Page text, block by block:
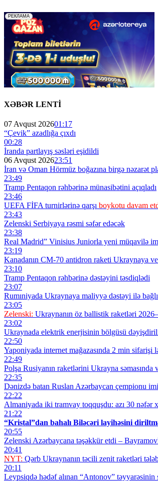
XƏBƏR LENTİ
07 Avqust 202601:17
“Çevik” azadlığa çıxdı
00:28
İranda partlayış səsləri eşidildi
06 Avqust 202623:51
İran və Oman Hörmüz boğazına birgə nəzarət
23:49
Tramp Pentaqon rəhbərinə münasibətini açıqladı
23:46
UEFA FİFA turnirlərinə qarşı boykotu davam
23:43
Zelenski Serbiyaya rəsmi səfər edəcək
23:38
Real Madrid” Vinisius Juniorla yeni müqavilə
23:19
Kanadanın CM-70 antidron raketi Ukraynaya
23:10
Tramp Pentaqon rəhbərinə dəstəyini təsdiqlədi
23:07
Rumıniyada Ukraynaya maliyyə dəstəyi ilə bağlı
23:05
Zelenski: Ukraynanın öz ballistik raketləri
23:02
Ukraynada elektrik enerjisinin bölgüsü
22:50
Yaponiyada internet mağazasında 2 min sifarişi
22:49
Polşa Rusiyanın raketlərini Ukrayna səmasında
22:35
Dənizdə batan Ruslan Azərbaycan çempionu
22:22
Almaniyada iki tramvay toqquşdu: azı 30 nəfər
21:22
“Kristal”dan bahalı Biləcəri layihəsini
20:55
Zelenski Azərbaycana təşəkkür etdi –
20:41
NYT: Qərb Ukraynanın təcili zenit raketləri
20:11
Leypsiqdə hədəf alınan “Antonov” təyyarəsinin